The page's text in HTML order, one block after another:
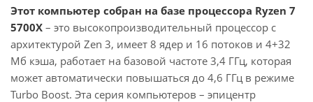
Этот компьютер собран на базе процессора Ryzen 7
5700X – это высокопроизводительный процессор с
архитектурой Zen 3, имеет 8 ядер и 16 потоков и 4+32
Мб кэша, работает на базовой частоте 3,4 ГГц, которая
может автоматически повышаться до 4,6 ГГц в режиме
Turbo Boost. Эта серия компьютеров – эпицентр